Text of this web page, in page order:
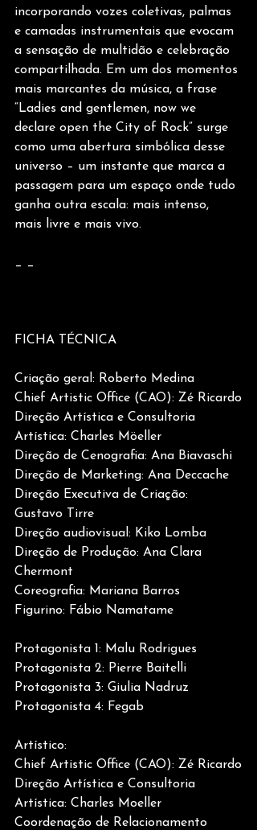
incorporando vozes coletivas, palmas
e camadas instrumentais que evocam
a sensação de multidão e celebração
compartilhada. Em um dos momentos
mais marcantes da música, a frase
“Ladies and gentlemen, now we
declare open the City of Rock” surge
como uma abertura simbólica desse
universo – um instante que marca a
passagem para um espaço onde tudo
ganha outra escala: mais intenso,
mais livre e mais vivo.
_ _
FICHA TÉCNICA
Criação geral: Roberto Medina
Chief Artistic Office (CAO): Zé Ricardo
Direção Artística e Consultoria
Artística: Charles Möeller
Direção de Cenografia: Ana Biavaschi
Direção de Marketing: Ana Deccache
Direção Executiva de Criação:
Gustavo Tirre
Direção audiovisual: Kiko Lomba
Direção de Produção: Ana Clara
Chermont
Coreografia: Mariana Barros
Figurino: Fábio Namatame
Protagonista 1: Malu Rodrigues
Protagonista 2: Pierre Baitelli
Protagonista 3: Giulia Nadruz
Protagonista 4: Fegab
Artístico:
Chief Artistic Office (CAO): Zé Ricardo
Direção Artística e Consultoria
Artística: Charles Moeller
Coordenação de Relacionamento